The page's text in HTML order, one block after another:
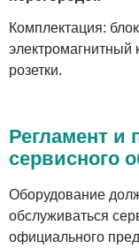
Комплектация:
электромагнитный
розетки.
Регламент и
сервисного
Оборудование
обслуживаться
официального